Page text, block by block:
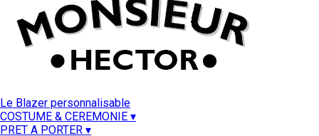
Le Blazer personnalisable
COSTUME & CEREMONIE ▾
PRET A PORTER ▾